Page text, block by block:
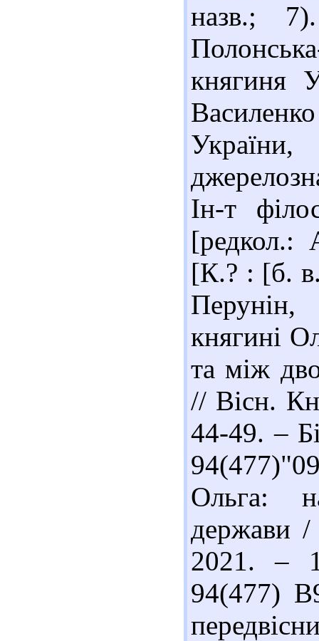
назв.;
княгиня
Ін-т
[редкол.:
[К.? : [б.
княгині
та між
// Вісн.
44-49. –
Ольга:
держави
2021. –
94(477)